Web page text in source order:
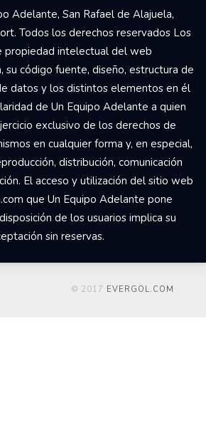
Adelante, San Rafael de Alajuela,
Todos los derechos reservados Los
propiedad intelectual del web
su código fuente, diseño, estructura de
datos y los distintos elementos en él
de Un Equipo Adelante a quien
exclusivo de los derechos de
en cualquier forma y, en especial,
distribución, comunicación
El acceso y utilización del sitio web
que Un Equipo Adelante pone
de los usuarios implica su
sin reservas.
© 2017 EVERGOL.COM